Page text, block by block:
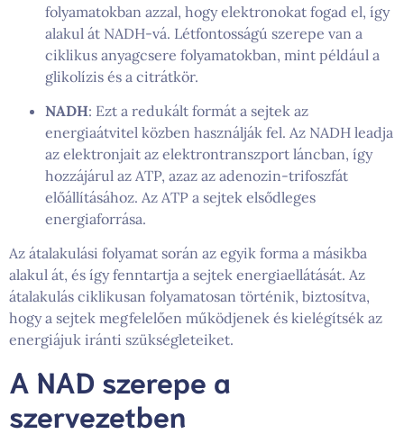
folyamatokban azzal, hogy elektronokat fogad el, így
alakul át NADH-vá. Létfontosságú szerepe van a
ciklikus anyagcsere folyamatokban, mint például a
glikolízis és a citrátkör.
NADH: Ezt a redukált formát a sejtek az
energiaátvitel közben használják fel. Az NADH leadja
az elektronjait az elektrontranszport láncban, így
hozzájárul az ATP, azaz az adenozin-trifoszfát
előállításához. Az ATP a sejtek elsődleges
energiaforrása.
Az átalakulási folyamat során az egyik forma a másikba
alakul át, és így fenntartja a sejtek energiaellátását. Az
átalakulás ciklikusan folyamatosan történik, biztosítva,
hogy a sejtek megfelelően működjenek és kielégítsék az
energiájuk iránti szükségleteiket.
A NAD szerepe a
szervezetben